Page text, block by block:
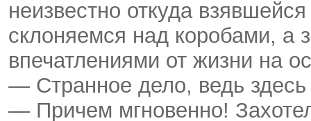
неизвестно откуда
склоняемся над коробами, а
впечатлениями от жизни на
— Странное дело, ведь
— Причем мгновенно!